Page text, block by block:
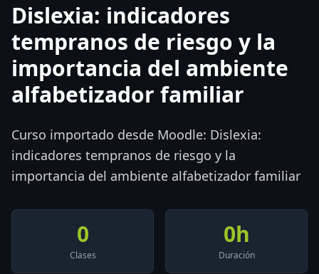
Dislexia: indicadores
tempranos de riesgo y la
importancia del ambiente
alfabetizador familiar
Curso importado desde Moodle: Dislexia:
indicadores tempranos de riesgo y la
importancia del ambiente alfabetizador familiar
0
Clases
0h
Duración